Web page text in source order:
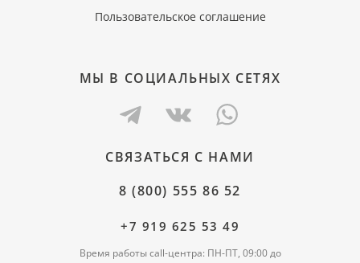
Пользовательское соглашение
МЫ В СОЦИАЛЬНЫХ СЕТЯХ
СВЯЗАТЬСЯ С НАМИ
8 (800) 555 86 52
+7 919 625 53 49
Время работы call-центра: ПН-ПТ, 09:00 до